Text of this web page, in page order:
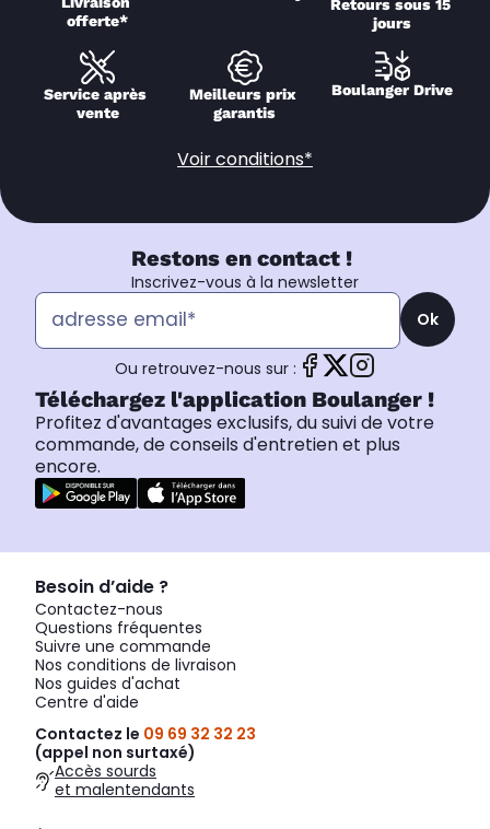
offerte*
Retours sous 15
jours
Service après
vente
Meilleurs prix
garantis
Boulanger Drive
Voir conditions*
Restons en contact !
Inscrivez-vous à la newsletter
Ok
Ou retrouvez-nous sur :
Téléchargez l'application Boulanger !
Profitez d'avantages exclusifs, du suivi de votre
commande, de conseils d'entretien et plus
encore.
Besoin d’aide ?
Contactez-nous
Questions fréquentes
Suivre une commande
Nos conditions de livraison
Nos guides d'achat
Centre d'aide
Contactez le 09 69 32 32 23
(appel non surtaxé)
Accès sourds
et malentendants